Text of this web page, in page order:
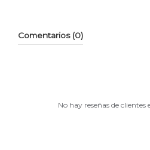
Comentarios (0)
No hay reseñas de